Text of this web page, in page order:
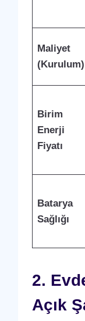
Maliyet
(Kurulum)
Birim
Enerji
Fiyatı
Batarya
Sağlığı
2.
Açık